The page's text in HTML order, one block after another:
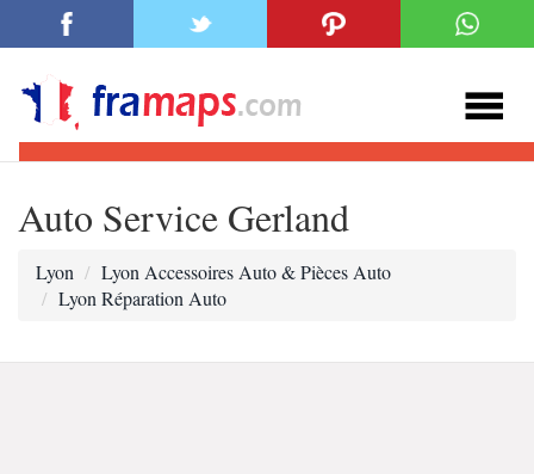
Auto Service Gerland
Lyon
Lyon Accessoires Auto & Pièces Auto
Lyon Réparation Auto